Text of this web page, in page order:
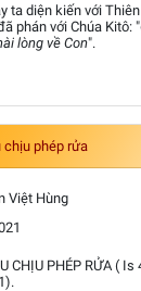
ta diện kiến với
phán với Chúa Kitô: "
lòng về Con".
chịu phép rửa
Việt Hùng
CHỊU PHÉP RỬA (